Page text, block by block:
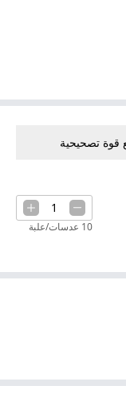
قوة تصحيحية
1
10 عدسات/علبة